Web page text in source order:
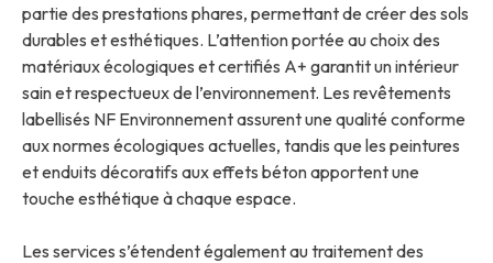
partie des prestations phares, permettant de créer des sols
durables et esthétiques. L’attention portée au choix des
matériaux écologiques et certifiés A+ garantit un intérieur
sain et respectueux de l’environnement. Les revêtements
labellisés NF Environnement assurent une qualité conforme
aux normes écologiques actuelles, tandis que les peintures
et enduits décoratifs aux effets béton apportent une
touche esthétique à chaque espace.
Les services s’étendent également au traitement des